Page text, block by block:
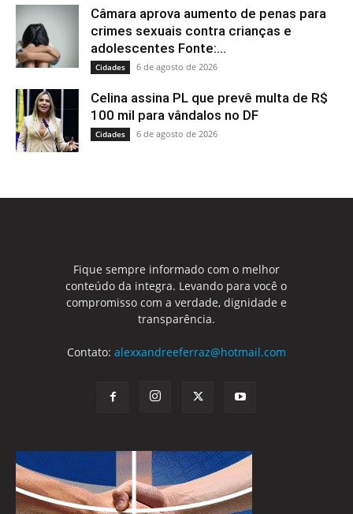
Câmara aprova aumento de penas para
crimes sexuais contra crianças e
adolescentes Fonte:...
Cidades 6 de agosto de 2026
Celina assina PL que prevê multa de R$
100 mil para vândalos no DF
Cidades 6 de agosto de 2026
Fique sempre informado com o melhor
conteúdo da integra. Levando para você o
compromisso com a verdade, dignidade e
transparência.
Contato: alexxandreeferraz@hotmail.com